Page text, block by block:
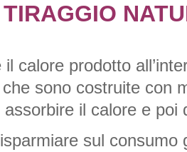
calore prodotto
sono costruite con
il calore e poi
sul consumo